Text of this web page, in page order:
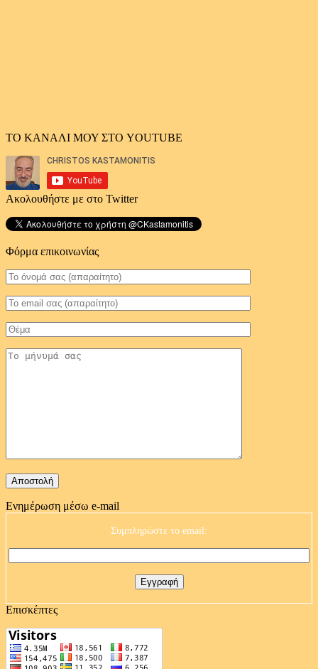
ΤΟ ΚΑΝΑΛΙ ΜΟΥ ΣΤΟ YOUTUBE
Ακολουθήστε με στο Twitter
Φόρμα επικοινωνίας
Ενημέρωση μέσω e-mail
Συμπληρώστε το email:
Επισκέπτες